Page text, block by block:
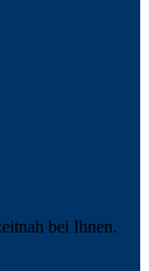
bei Ihnen.